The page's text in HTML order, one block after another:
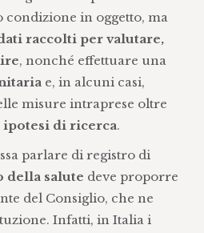
condizione in oggetto, ma
raccolti per valutare,
, nonché effettuare una
e, in alcuni casi,
misure intraprese oltre
ipotesi di ricerca.
parlare di registro di
della salute deve proporre
del Consiglio, che ne
Infatti, in Italia i